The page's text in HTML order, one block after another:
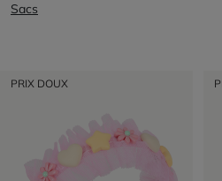
Sacs
PRIX DOUX